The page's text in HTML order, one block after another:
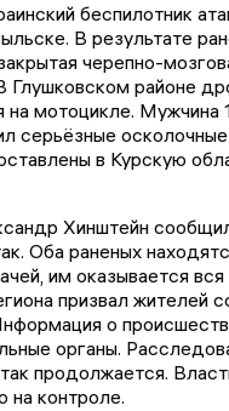
беспилотник
В результате
черепно-
Глушковском районе
на мотоцикле. Мужчина
серьёзные
в Курскую
Хинштейн
Оба раненых
им оказывается
призвал жителей
о
органы.
продолжается.
на контроле.